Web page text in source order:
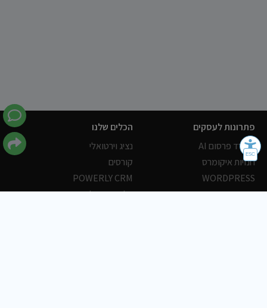
פתרונות לעסקים
משרד פרסום AI
חנויות איקומרס
WORDPRESS
אחסון ושרתים
הכלים שלנו
נציג וירטואלי
קורסים
POWERLY CRM
הלקוחות שלנו